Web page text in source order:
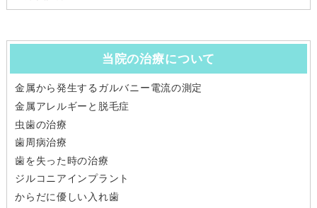
当院の治療について
金属から発生するガルバニー電流の測定
金属アレルギーと脱毛症
虫歯の治療
歯周病治療
歯を失った時の治療
ジルコニアインプラント
からだに優しい入れ歯